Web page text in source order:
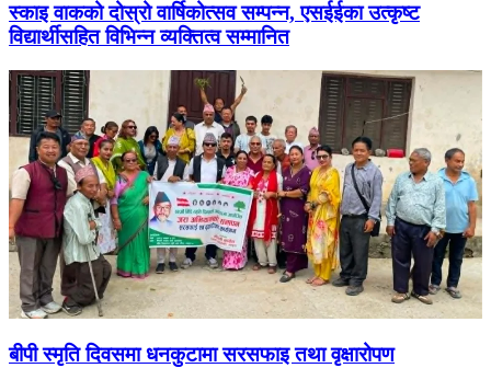
स्काइ वाकको दोस्रो वार्षिकोत्सव सम्पन्न, एसईईका उत्कृष्ट
विद्यार्थीसहित विभिन्न व्यक्तित्व सम्मानित
बीपी स्मृति दिवसमा धनकुटामा सरसफाइ तथा वृक्षारोपण